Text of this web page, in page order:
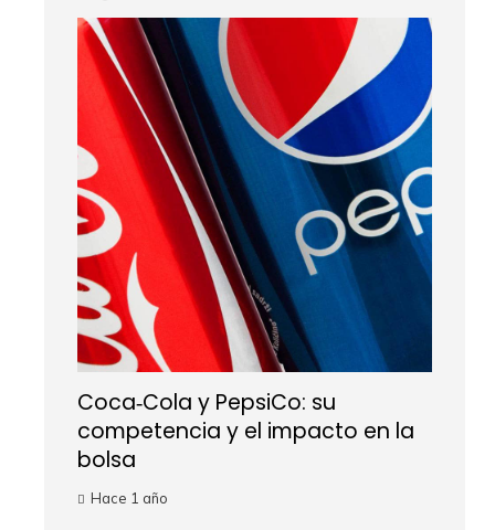
Coca‑Cola y PepsiCo: su
competencia y el impacto en la
bolsa
Hace 1 año